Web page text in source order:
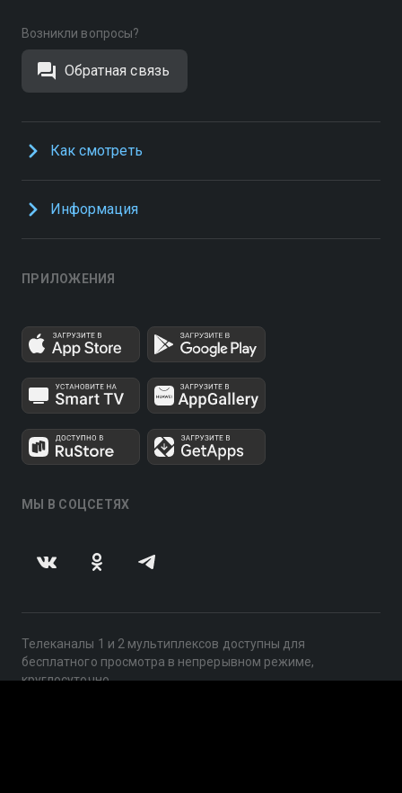
Возникли вопросы?
Обратная связь
Как смотреть
Информация
ПРИЛОЖЕНИЯ
МЫ В СОЦСЕТЯХ
Телеканалы 1 и 2 мультиплексов доступны для
бесплатного просмотра в непрерывном режиме,
круглосуточно.